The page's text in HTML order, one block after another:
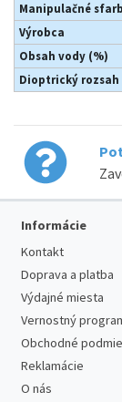
Manipulačné
Výrobca
Obsah vody (%)
Dioptrický rozsah
Informácie
Kontakt
Doprava a platba
Výdajné miesta
Vernostný
Obchodné
Reklamácie
O nás